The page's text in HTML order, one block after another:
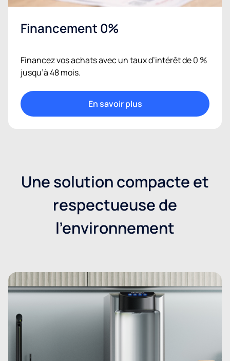
Financement 0%
Financez vos achats avec un taux d’intérêt de 0 %
jusqu’à 48 mois.
En savoir plus
Une solution compacte et
respectueuse de
l'environnement